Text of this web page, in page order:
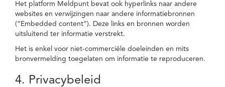
Het platform Meldpunt bevat ook hyperlinks naar andere
websites en verwijzingen naar andere informatiebronnen
(“Embedded content”). Deze links en bronnen worden
uitsluitend ter informatie verstrekt.
Het is enkel voor niet-commerciële doeleinden en mits
bronvermelding toegelaten om informatie te reproduceren.
4. Privacybeleid